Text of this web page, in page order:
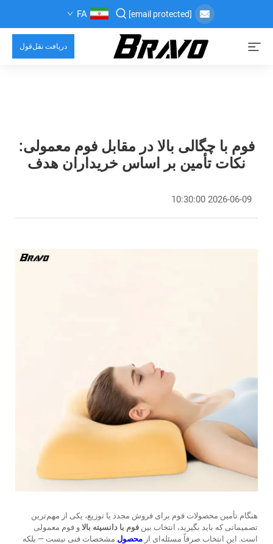
[email protected]
FA
دریافت نقل‌قول
فوم با چگالی بالا در مقابل فوم معمولی:
نکات تأمین بر اساس خریداران هدف
2026-06-09 10:30:00
هنگام تأمین محصولات فوم برای فروش مجدد یا توزیع، یکی از مهم‌ترین
تصمیماتی که باید بگیرید، انتخاب بین فوم با دانسیته بالا و فوم معمولی
است. این انتخاب صرفاً مسئله‌ای از محصول مشخصات فنی نیست — بلکه